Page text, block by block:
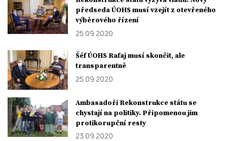
předseda ÚOHS musí vzejít z otevřeného
výběrového řízení
25. 09. 2020
Šéf ÚOHS Rafaj musí skončit, ale
transparentně
25. 09. 2020
Ambasadoři Rekonstrukce státu se
chystají na politiky. Připomenou jim
protikorupční resty
23. 09. 2020